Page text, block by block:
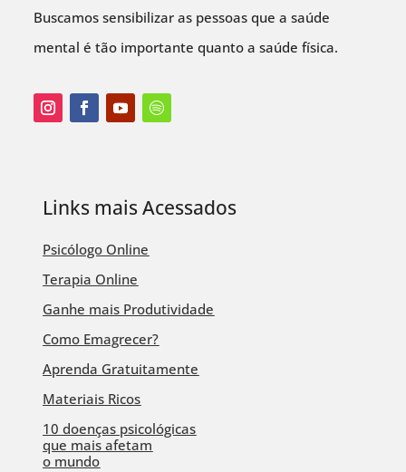
Buscamos sensibilizar as pessoas que a saúde
mental é tão importante quanto a saúde física.
Links mais Acessados
Psicólogo Online
Terapia Online
Ganhe mais Produtividade
Como Emagrecer?
Aprenda Gratuitamente
Materiais Ricos
10 doenças psicológicas
que mais afetam
o mundo